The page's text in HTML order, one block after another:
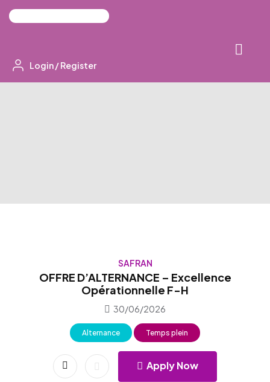
Login /Register
SAFRAN
OFFRE D’ALTERNANCE – Excellence
Opérationnelle F-H
30/06/2026
Alternance Temps plein
Apply Now